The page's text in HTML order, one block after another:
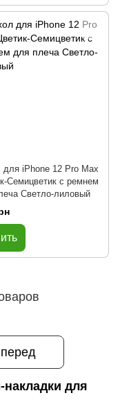
для iPhone 12 Pro Max
Семицветик с ремнем
Светло-лиловый
для